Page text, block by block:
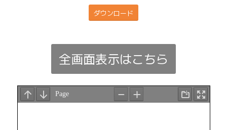
ダウンロード
全画面表示はこちら